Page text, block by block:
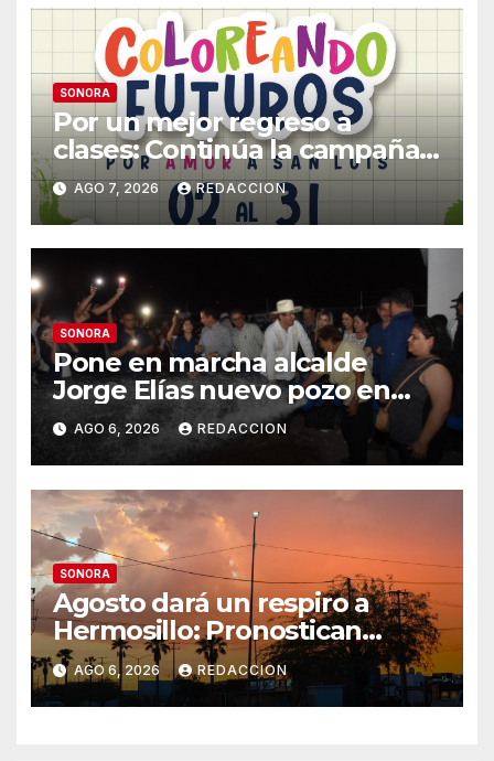
SONORA
Por un mejor regreso a
clases: Continúa la campaña
de recolección de útiles
«Coloreando Futuros»
AGO 7, 2026 REDACCION
SONORA
Pone en marcha alcalde
Jorge Elías nuevo pozo en
Tierra Blanca, Tesia:
Suministrará 20 litros por
segundo de agua potable
AGO 6, 2026 REDACCION
SONORA
Agosto dará un respiro a
Hermosillo: Pronostican
semana lluviosa y
temperaturas de hasta 34°C
AGO 6, 2026 REDACCION